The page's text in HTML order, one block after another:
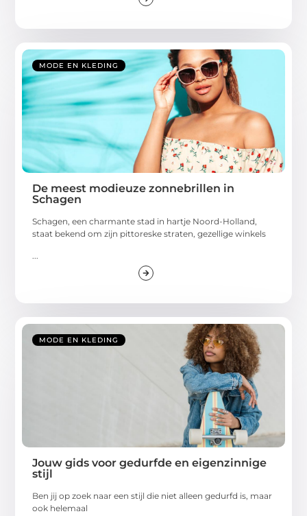
MODE EN KLEDING
De meest modieuze zonnebrillen in
Schagen
Schagen, een charmante stad in hartje Noord-Holland,
staat bekend om zijn pittoreske straten, gezellige winkels
...
MODE EN KLEDING
Jouw gids voor gedurfde en eigenzinnige
stijl
Ben jij op zoek naar een stijl die niet alleen gedurfd is, maar
ook helemaal